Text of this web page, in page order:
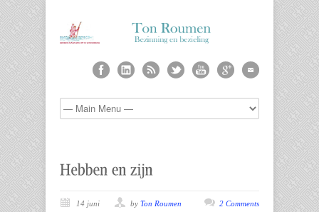
14 juni by Ton Roumen 2 Comments